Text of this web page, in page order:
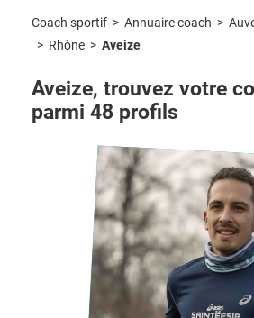
Coach sportif > Annuaire coach >
> Rhône > Aveize
Aveize, trouvez votre
parmi 48 profils